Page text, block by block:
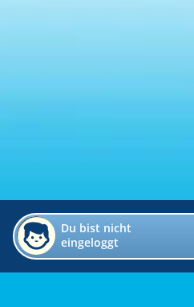
Du bist nicht
eingeloggt